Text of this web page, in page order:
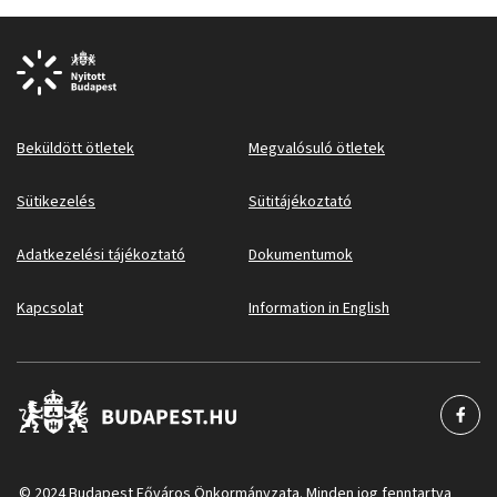
Beküldött ötletek Megvalósuló ötletek
Sütikezelés Sütitájékoztató
Adatkezelési tájékoztató Dokumentumok
Kapcsolat Information in English